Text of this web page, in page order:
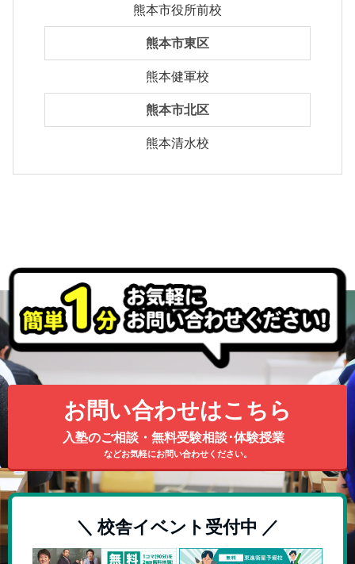
熊本市役所前校
熊本市東区
熊本健軍校
熊本市北区
熊本清水校
お問い合わせはこちら
入塾のご相談・無料受験相談･体験授業
などお気軽にお問い合わせください。
＼ 校舎イベント受付中 ／